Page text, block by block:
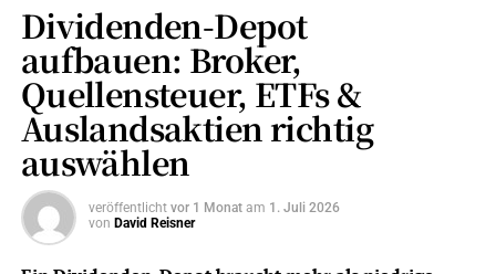
Dividenden-Depot
aufbauen: Broker,
Quellensteuer, ETFs &
Auslandsaktien richtig
auswählen
veröffentlicht vor 1 Monat am 1. Juli 2026
von David Reisner